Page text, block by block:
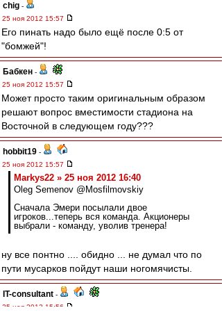
chig -
25 ноя 2012 15:57
Его пинать надо было ещё после 0:5 от
"бомжей"!
Бабкен -
25 ноя 2012 15:57
Может просто таким оригинальным образом
решают вопрос вместимости стадиона на
Восточной в следующем году???
hobbit19 -
25 ноя 2012 15:57
Markys22 » 25 ноя 2012 16:40
Oleg Semenov @Mosfilmovskiy
Сначала Эмери посылали двое
игроков...теперь вся команда. Акционеры
выбрали - команду, уволив тренера!
ну все понтно .... обидно ... не думал что по
пути мусарков пойдут наши ногомячисты.
IT-consultant -
25 ноя 2012 15:56